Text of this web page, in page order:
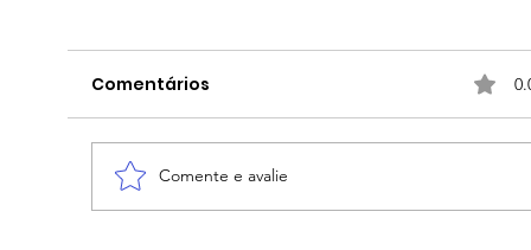
Comentários
Comente e avalie